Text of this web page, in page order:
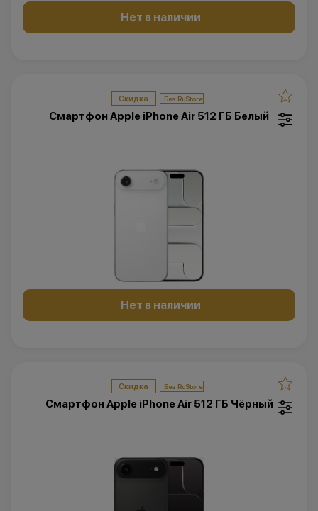
Нет в наличии
Скидка
Смартфон Apple iPhone Air 512 ГБ Белый
Нет в наличии
Скидка
Смартфон Apple iPhone Air 512 ГБ Чёрный